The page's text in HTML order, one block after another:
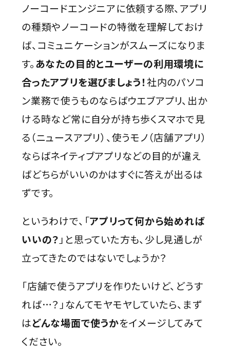
ノーコードエンジニアに依頼する際、アプリ
の種類やノーコードの特徴を理解しておけ
ば、コミュニケーションがスムーズになりま
す。あなたの目的とユーザーの利用環境に
合ったアプリを選びましょう！社内のパソコ
ン業務で使うものならばウエブアプリ、出か
ける時など常に自分が持ち歩くスマホで見
る（ニュースアプリ）、使うモノ（店舗アプリ）
ならばネイティブアプリなどの目的が違え
ばどちらがいいのかはすぐに答えが出るは
ずです。
というわけで、「アプリって何から始めれば
いいの？ 」と思っていた方も、少し見通しが
立ってきたのではないでしょうか？
「店舗で使うアプリを作りたいけど、どうす
れば…？」なんてモヤモヤしていたら、まず
はどんな場面で使うかをイメージしてみて
ください。